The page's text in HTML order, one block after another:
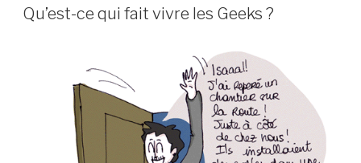
LE
Qu’est-ce qui fait vivre les Geeks ?